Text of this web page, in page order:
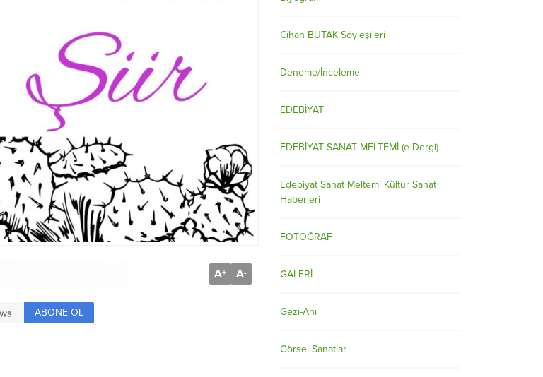
A+ A-
ABONE OL
Cihan BUTAK Söyleşileri
Deneme/İnceleme
EDEBİYAT
EDEBİYAT SANAT MELTEMİ (e-Dergi)
Edebiyat Sanat Meltemi Kültür Sanat
Haberleri
FOTOĞRAF
GALERİ
Gezi-Anı
Görsel Sanatlar